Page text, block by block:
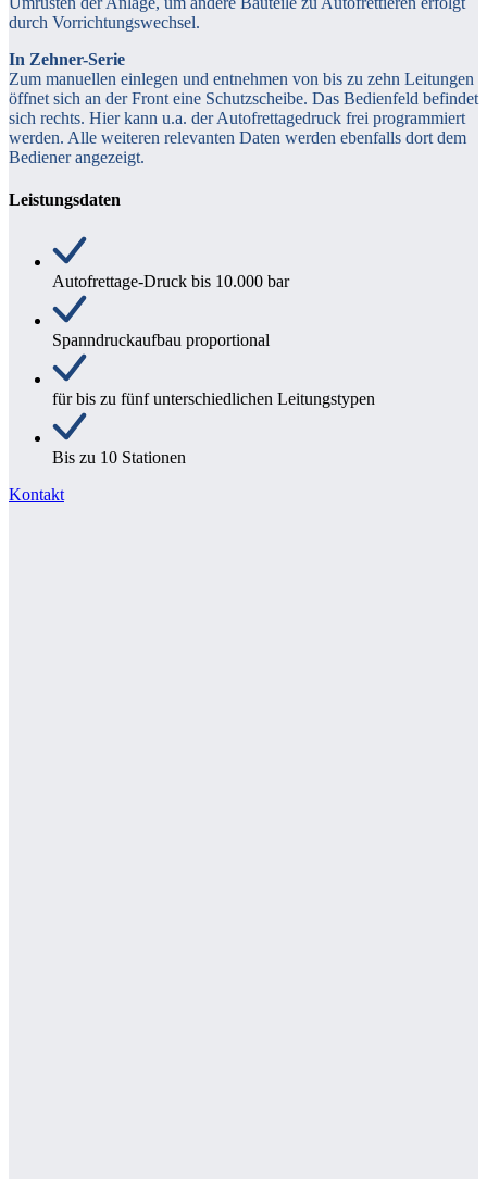
durch Vorrichtungswechsel.
In Zehner-Serie
Zum manuellen einlegen und entnehmen von bis zu zehn Leitungen
öffnet sich an der Front eine Schutzscheibe. Das Bedienfeld befindet
sich rechts. Hier kann u.a. der Autofrettagedruck frei programmiert
werden. Alle weiteren relevanten Daten werden ebenfalls dort dem
Bediener angezeigt.
Leistungsdaten
Autofrettage-Druck bis 10.000 bar
Spanndruckaufbau proportional
für bis zu fünf unterschiedlichen Leitungstypen
Bis zu 10 Stationen
Kontakt